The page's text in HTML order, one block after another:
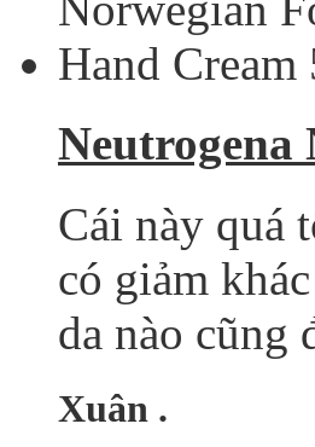
Neutrogena
Cái này quá
có giảm
da nào cũng
Xuân .